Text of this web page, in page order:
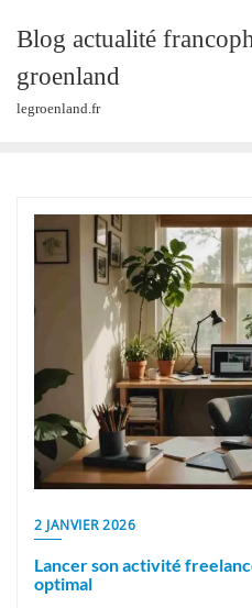
content
Blog actualité
groenland
legroenland.fr
2 JANVIER 2026
Lancer son activité
optimal